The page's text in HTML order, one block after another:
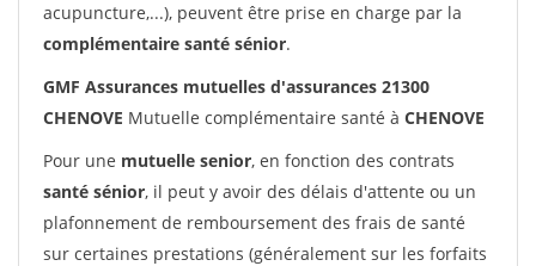
acupuncture,...), peuvent être prise en charge par la
complémentaire santé sénior.
GMF Assurances mutuelles d'assurances 21300
CHENOVE Mutuelle complémentaire santé à CHENOVE
Pour une mutuelle senior, en fonction des contrats
santé sénior, il peut y avoir des délais d'attente ou un
plafonnement de remboursement des frais de santé
sur certaines prestations (généralement sur les forfaits